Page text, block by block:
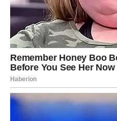
Kako biste postigli optimalne
ohladi u hladnjaku minimalno 2
harmoniziraju. Nakon što se
prezentirajte u pojedinačnim
ugodnim okusima dok se
nepcu.